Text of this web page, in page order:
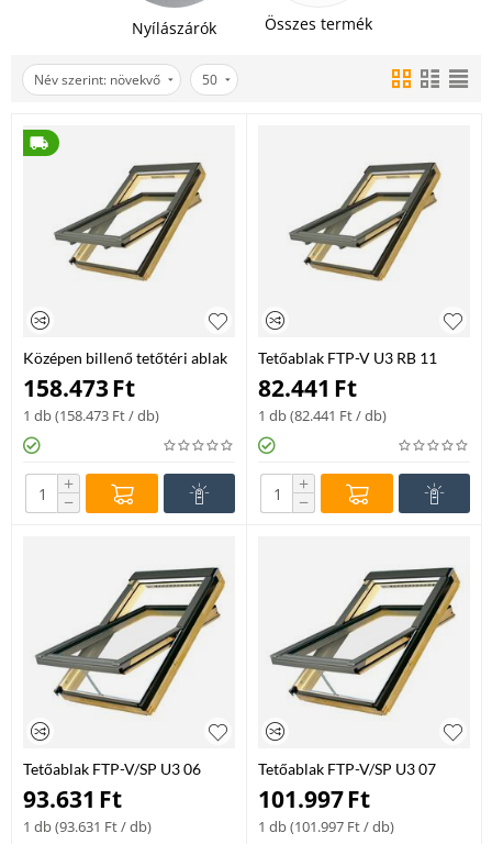
Nyílászárók Összes termék
Név szerint: növekvő 50
Középen billenő tetőtéri ablak
FTP-V U3 Electro 06 78*118
158.473Ft
1 db (158.473 Ft/ db)
+
−
Tetőablak FTP-V U3 RB 11
114*140
82.441 Ft
1 db (82.441 Ft/ db)
+
−
Tetőablak FTP-V/SP U3 06
78*118 lazúr mahagóni
93.631 Ft
1 db (93.631 Ft/ db)
Tetőablak FTP-V/SP U3 07
78*140 lazúr mahagóni
101.997Ft
1 db (101.997 Ft/ db)